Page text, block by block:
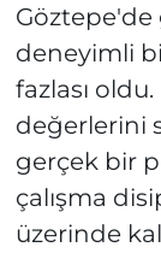
deneyimli
fazlası
değerlerini
gerçek bir
çalışma
üzerinde